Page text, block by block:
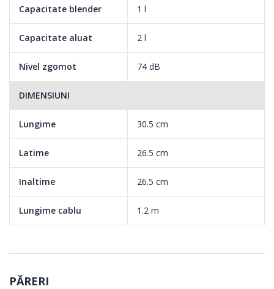
CONFORT
- Usor de curatat datorita suprafetelor plane si a accesoriilor ce
Capacitate blender 1 l
Capacitate aluat 2 l
Nivel zgomot 74 dB
DIMENSIUNI
Lungime 30.5 cm
Latime 26.5 cm
Inaltime 26.5 cm
Lungime cablu 1.2 m
PĂRERI